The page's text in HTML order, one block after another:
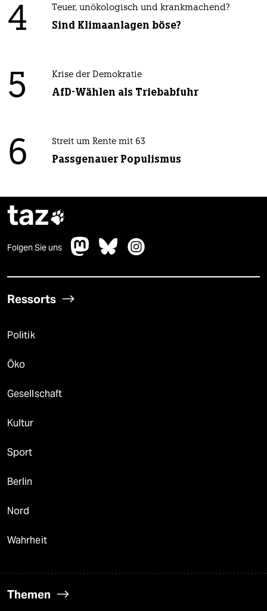
4 Teuer, unökologisch und krankmachend?
Sind Klimaanlagen böse?
5 Krise der Demokratie
AfD-Wählen als Triebabfuhr
6 Streit um Rente mit 63
Passgenauer Populismus
taz
Folgen Sie uns
Ressorts
Politik
Öko
Gesellschaft
Kultur
Sport
Berlin
Nord
Wahrheit
Themen